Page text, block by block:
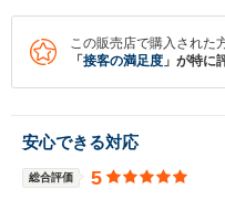
この販売店で購入された
「 接客の満足度 」が特に
安心できる対応
総合評価 5